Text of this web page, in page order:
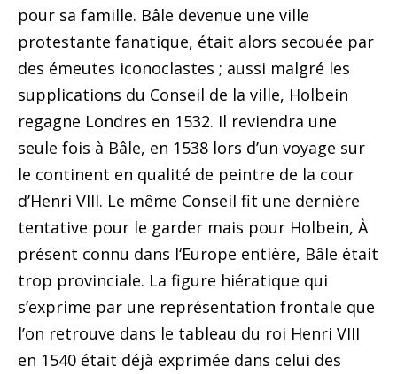
pour sa famille. Bâle devenue une ville
protestante fanatique, était alors secouée par
des émeutes iconoclastes ; aussi malgré les
supplications du Conseil de la ville, Holbein
regagne Londres en 1532. Il reviendra une
seule fois à Bâle, en 1538 lors d’un voyage sur
le continent en qualité de peintre de la cour
d’Henri VIII. Le même Conseil fit une dernière
tentative pour le garder mais pour Holbein, À
présent connu dans l‘Europe entière, Bâle était
trop provinciale. La figure hiératique qui
s’exprime par une représentation frontale que
l’on retrouve dans le tableau du roi Henri VIII
en 1540 était déjà exprimée dans celui des